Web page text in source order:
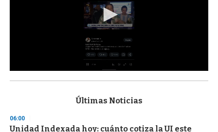
s
d
s
Últimas Noticias
06:00
Unidad Indexada hoy: cuánto cotiza la UI este